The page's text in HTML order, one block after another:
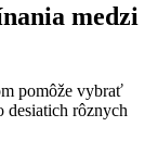
medzi
pomôže vybrať
desiatich rôznych